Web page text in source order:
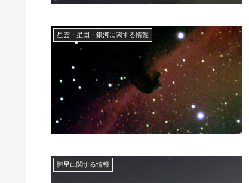
星雲・星団・銀河に関する情報
恒星に関する情報